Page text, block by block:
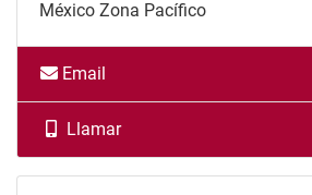
México Zona Pacífico
Email
Llamar
Llamar